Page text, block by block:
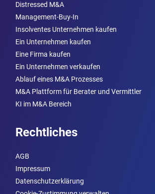
Distressed M&A
Management-Buy-In
Insolventes Unternehmen kaufen
Ein Unternehmen kaufen
Eine Firma kaufen
Ein Unternehmen verkaufen
Ablauf eines M&A Prozesses
M&A Plattform für Berater und Vermittler
KI im M&A Bereich
Rechtliches
AGB
Impressum
Datenschutzerklärung